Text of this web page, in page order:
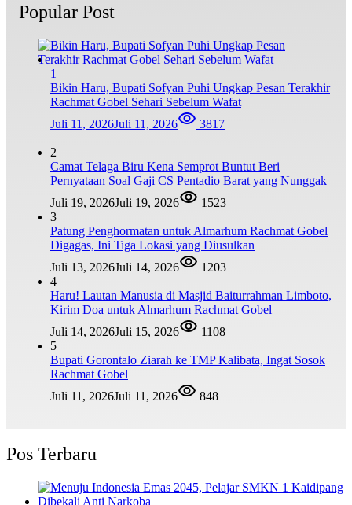
Popular Post
1
Bikin Haru, Bupati Sofyan Puhi Ungkap Pesan Terakhir
Rachmat Gobel Sehari Sebelum Wafat
Juli 11, 2026Juli 11, 2026 3817
2
Camat Telaga Biru Kena Semprot Buntut Beri
Pernyataan Soal Gaji CS Pentadio Barat yang Nunggak
Juli 19, 2026Juli 19, 2026
1523
3
Patung Penghormatan untuk Almarhum Rachmat Gobel
Digagas, Ini Tiga Lokasi yang Diusulkan
Juli 13, 2026Juli 14, 2026
1203
4
Haru! Lautan Manusia di Masjid Baiturrahman Limboto,
Kirim Doa untuk Almarhum Rachmat Gobel
Juli 14, 2026Juli 15, 2026
1108
5
Bupati Gorontalo Ziarah ke TMP Kalibata, Ingat Sosok
Rachmat Gobel
Juli 11, 2026Juli 11, 2026 848
Pos Terbaru